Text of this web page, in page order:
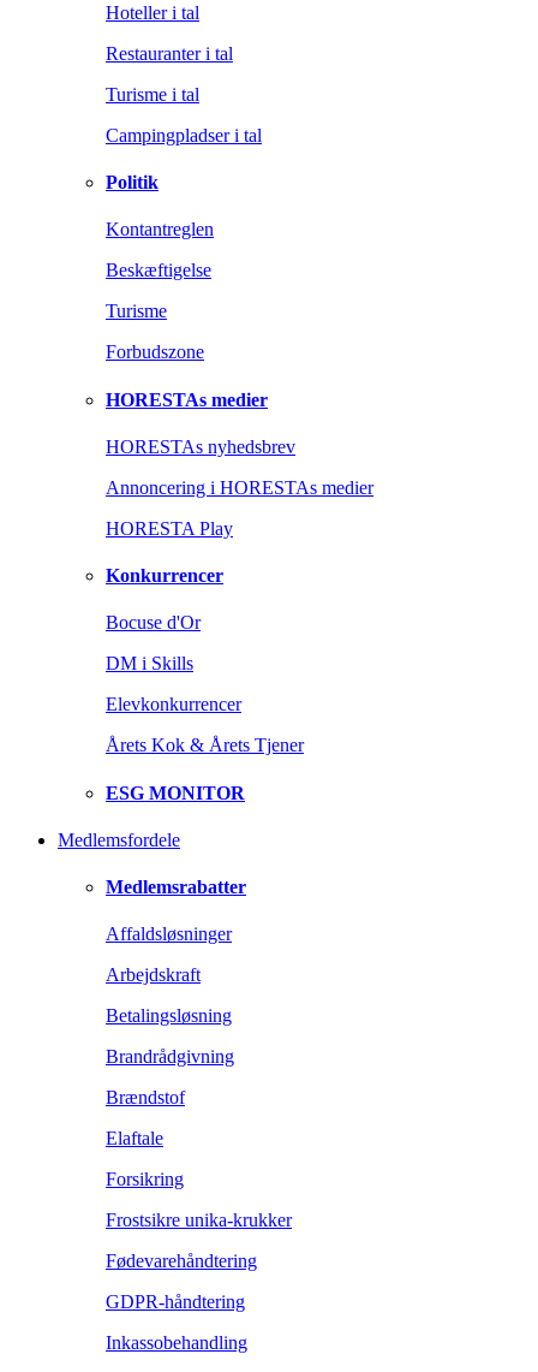
Hoteller i tal
Restauranter i tal
Turisme i tal
Campingpladser i tal
Politik
Kontantreglen
Beskæftigelse
Turisme
Forbudszone
HORESTAs medier
HORESTAs nyhedsbrev
Annoncering i HORESTAs medier
HORESTA Play
Konkurrencer
Bocuse d'Or
DM i Skills
Elevkonkurrencer
Årets Kok & Årets Tjener
ESG MONITOR
Medlemsfordele
Medlemsrabatter
Affaldsløsninger
Arbejdskraft
Betalingsløsning
Brandrådgivning
Brændstof
Elaftale
Forsikring
Frostsikre unika-krukker
Fødevarehåndtering
GDPR-håndtering
Inkassobehandling